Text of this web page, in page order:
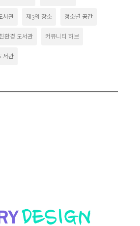
서관 제3의 장소 청소년 공간
친환경 도서관 커뮤니티 허브
서관